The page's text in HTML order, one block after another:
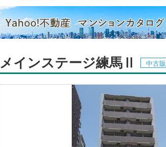
メインステージ練馬Ⅱ 中古